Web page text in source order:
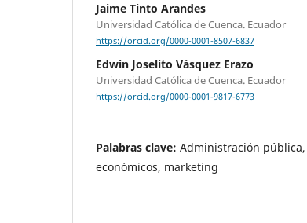
Jaime Tinto Arandes
Universidad Católica de Cuenca. Ecuador
https://orcid.org/0000-0001-8507-6837
Edwin Joselito Vásquez Erazo
Universidad Católica de Cuenca. Ecuador
https://orcid.org/0000-0001-9817-6773
Palabras clave: Administración
económicos, marketing